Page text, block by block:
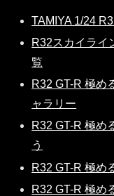
TAMIYA 1/24
R32スカイライ
覧
R32 GT-R 極め
ャラリー
R32 GT-R 極め
う
R32 GT-R 極め
R32 GT-R 極め